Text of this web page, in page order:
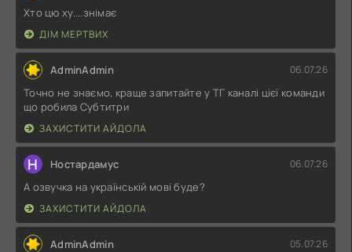
Хто цю ху....знімає
ДІМ МЕРТВИХ
AdminAdmin 06.07.26
Точно не знаємо, краще запитайте у ТГ каналі цієї команди
що робила Субтитри
ЗАХИСТИТИ АЙДОЛА
Н Ностардамус 06.07.26
А озвучка на українській мові буде?
ЗАХИСТИТИ АЙДОЛА
AdminAdmin 05.07.26